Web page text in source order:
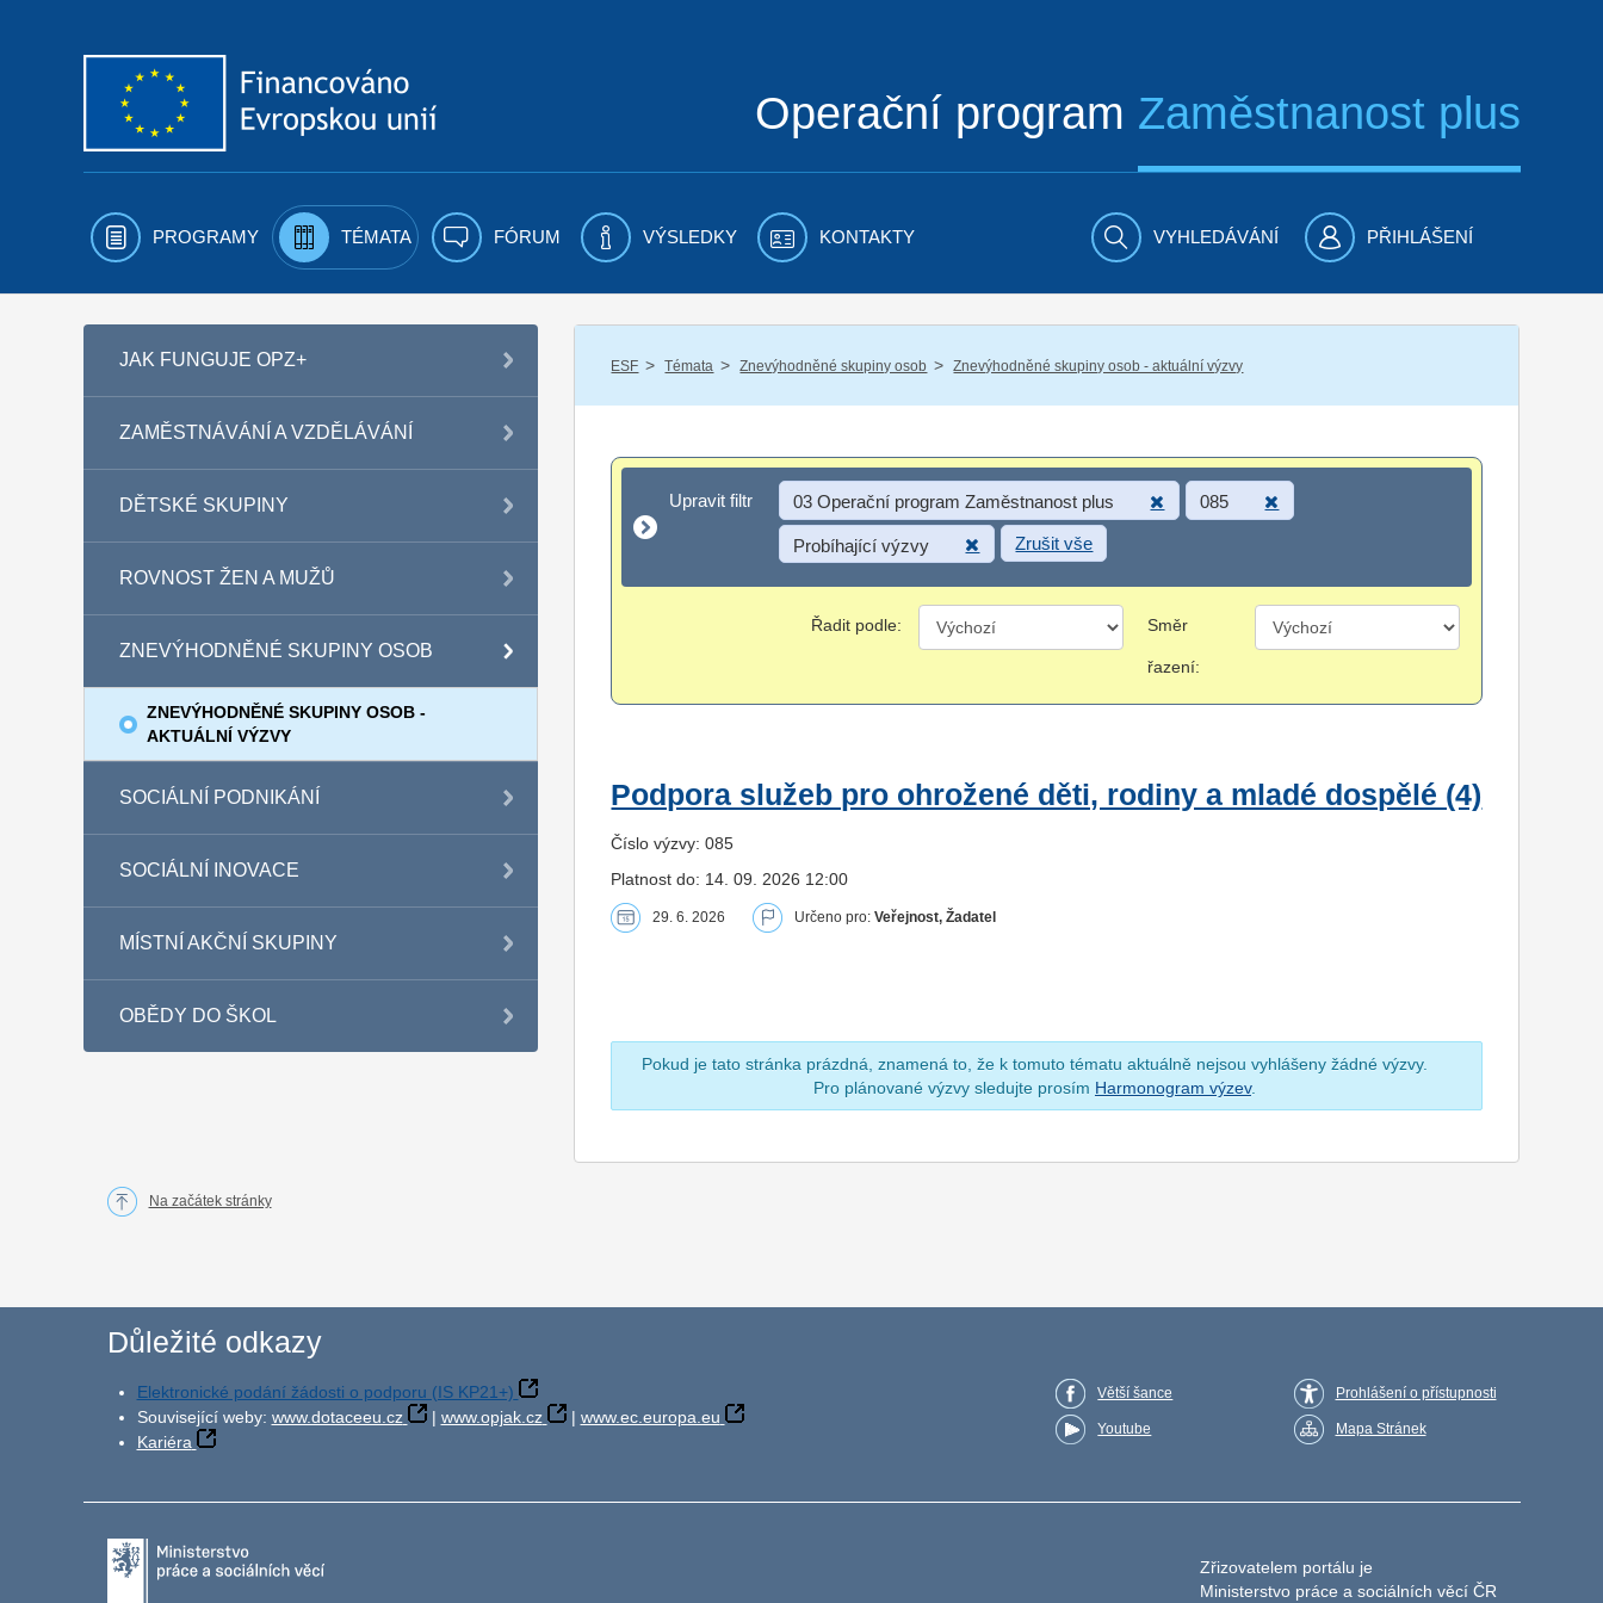
Operační program Zaměstnanost plus
PROGRAMY TÉMATA FÓRUM VÝSLEDKY KONTAKTY VYHLEDÁVÁNÍ PŘIHLÁŠENÍ
JAK FUNGUJE OPZ+
ZAMĚSTNÁVÁNÍ A VZDĚLÁVÁNÍ
DĚTSKÉ SKUPINY
ROVNOST ŽEN A MUŽŮ
ZNEVÝHODNĚNÉ SKUPINY OSOB
ZNEVÝHODNĚNÉ SKUPINY OSOB -
AKTUÁLNÍ VÝZVY
SOCIÁLNÍ PODNIKÁNÍ
SOCIÁLNÍ INOVACE
MÍSTNÍ AKČNÍ SKUPINY
OBĚDY DO ŠKOL
ESF / Témata / Znevýhodněné skupiny osob / Znevýhodněné skupiny osob - aktuální výzvy
Upravit filtr
Upravit filtr 03 Operační program Zaměstnanost plus 085
Probíhající výzvy Zrušit vše
Řadit podle: Směr
řazení:
Podpora služeb pro ohrožené děti, rodiny a mladé dospělé (4)
Číslo výzvy: 085
Platnost do: 14. 09. 2026 12:00
29. 6. 2026 Určeno pro:Veřejnost, Žadatel
Pokud je tato stránka prázdná, znamená to, že k tomuto tématu aktuálně nejsou vyhlášeny žádné výzvy.
Pro plánované výzvy sledujte prosím Harmonogram výzev.
Na začátek stránky
Důležité odkazy
Elektronické podání žádosti o podporu (IS KP21+)
Související weby: www.dotaceeu.cz | www.opjak.cz | www.ec.europa.eu
Kariéra
Větší šance
Youtube
Prohlášení o přístupnosti
Mapa Stránek
Zřizovatelem portálu je
Ministerstvo práce a sociálních věcí ČR